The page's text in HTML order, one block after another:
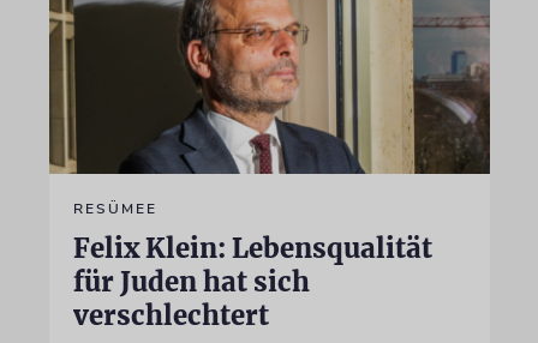
RESÜMEE
Felix Klein: Lebensqualität
für Juden hat sich
verschlechtert